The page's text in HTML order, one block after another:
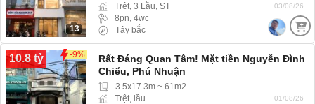
13
Trệt, 3 Lầu, ST
8pn, 4wc
Tây bắc
03/08/26
10.8 tỷ -9%
Rất Đáng Quan Tâm! Mặt tiền Nguyễn Đình
Chiểu, Phú Nhuận
3.5x17.3m ~ 61m2
Trệt, lầu
01/08/26